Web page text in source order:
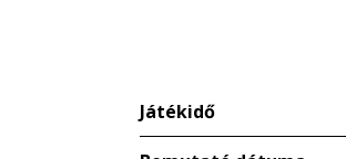
Játékidő